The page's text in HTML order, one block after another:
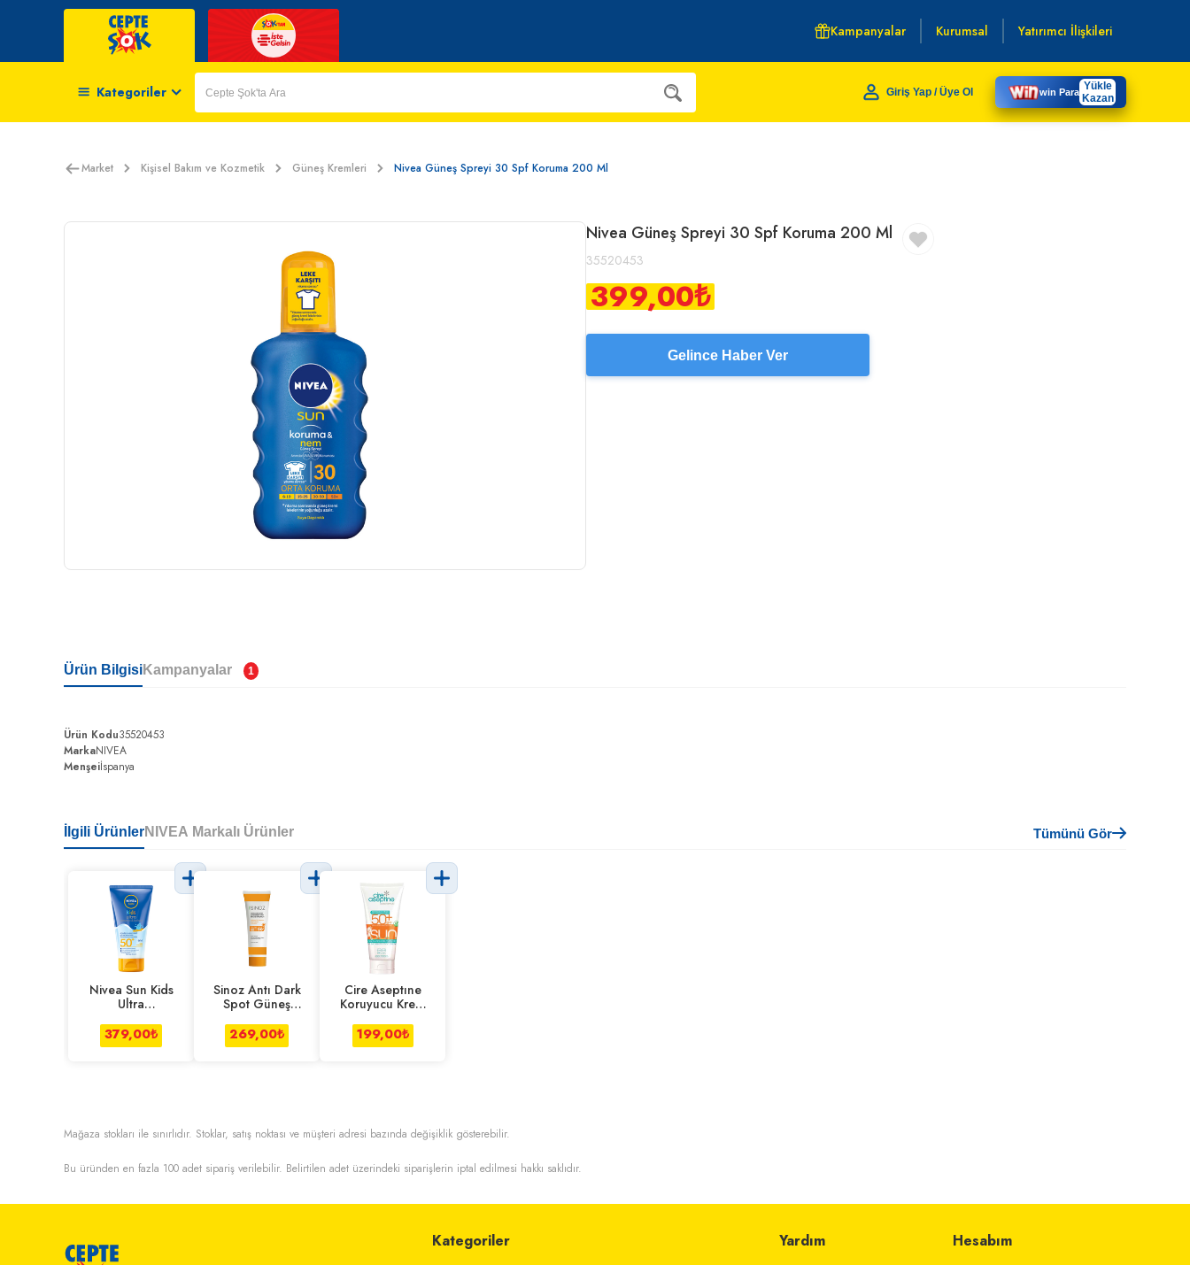
Kampanyalar Kurumsal Yatırımcı İlişkileri
Kategoriler Giriş Yap / Üye Ol win Para Yükle
Kazan
Market Kişisel Bakım ve Kozmetik Güneş Kremleri Nivea Güneş Spreyi 30 Spf Koruma 200 Ml
Nivea Güneş Spreyi 30 Spf Koruma 200 Ml
35520453
399,00₺
Gelince Haber Ver
Ürün BilgisiKampanyalar 1
Ürün Kodu35520453
MarkaNIVEA
Menşeiİspanya
İlgili ÜrünlerNIVEA Markalı Ürünler Tümünü Gör
Nivea Sun Kids
Ultra
50+ 150 Ml
379,00₺
Sinoz Antı Dark
Spot Güneş
269,00₺
Cire Aseptıne
Koruyucu Krem
Ml
199,00₺
Mağaza stokları ile sınırlıdır. Stoklar, satış noktası ve müşteri adresi bazında değişiklik gösterebilir.
Bu üründen en fazla 100 adet sipariş verilebilir. Belirtilen adet üzerindeki siparişlerin iptal edilmesi hakkı saklıdır.
Kategoriler Yardım Hesabım